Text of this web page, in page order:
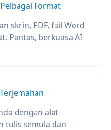
Format
skrin, PDF, fail Word
Pantas, berkuasa AI
dengan alat
tulis semula dan